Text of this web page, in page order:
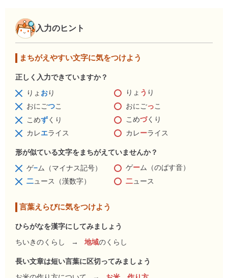
入力のヒント
まちがえやすい文字に気をつけよう
正しく入力できていますか？
りょ おり りょ う り
おにごつこ おにごっこ
こめずくり こめづくり
カレエライス カレーライス
形が似ている文字をまちがえていませんか？
ゲ−ム（マイナス記号） ゲーム（のばす音）
二ュース（漢数字） 二ュース
言葉えらびに気をつけよう
ひらがなを漢字にしてみましょう
ちいきのくらし
→ 地域のくらし
長い文章は短い言葉に区切ってみましょう